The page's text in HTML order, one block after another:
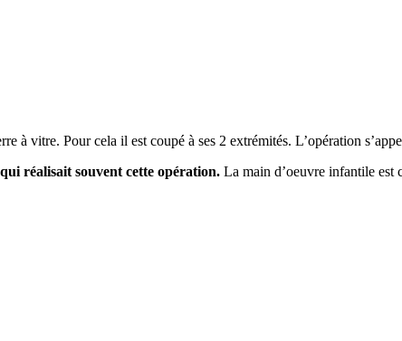
à vitre. Pour cela il est coupé à ses 2 extrémités. L’opération
réalisait souvent cette opération. La main d’oeuvre infantile est